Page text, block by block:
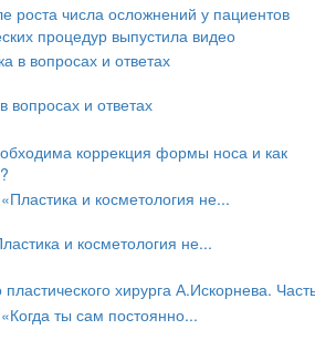
роста числа осложнений у пациентов
процедур выпустила видео
вопросах и ответах
коррекция формы носа и как
и косметология не...
хирурга А.Искорнева.